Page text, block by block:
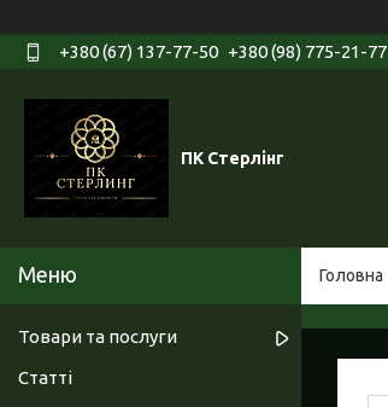
+380 (67) 137-77-50 +380 (98) 775-21-77
ПК Стерлінг
Головна
Товари та послуги
Статті